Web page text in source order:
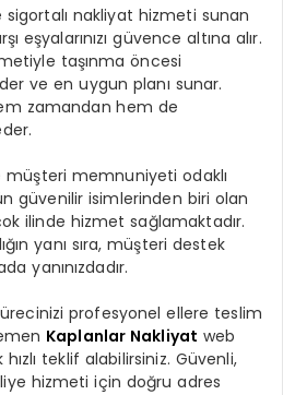
sigortalı nakliyat hizmeti sunan
eşyalarınızı güvence altına alır.
taşınma öncesi
ve en uygun planı sunar.
zamandan hem de
müşteri memnuniyeti odaklı
güvenilir isimlerinden biri olan
ilinde hizmet sağlamaktadır.
yanı sıra, müşteri destek
yanınızdadır.
profesyonel ellere teslim
Kaplanlar Nakliyat web
teklif alabilirsiniz. Güvenli,
hizmeti için doğru adres